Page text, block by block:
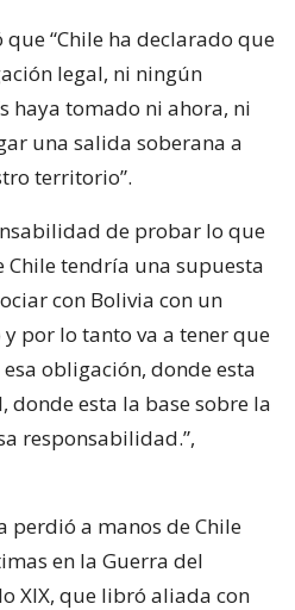
“Chile ha declarado que
legal, ni ningún
haya tomado ni ahora, ni
una salida soberana a
territorio”.
de probar lo que
Chile tendría una supuesta
con Bolivia con un
por lo tanto va a tener que
obligación, donde esta
esta la base sobre la
responsabilidad.”,
perdió a manos de Chile
en la Guerra del
XIX, que libró aliada con